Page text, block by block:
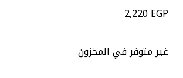
2,220EGP
غير متوفر في المخزون